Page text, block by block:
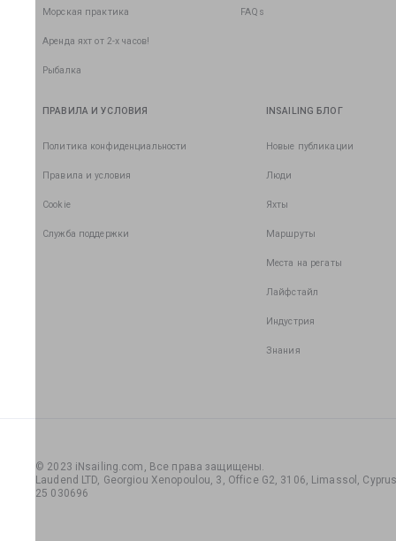
Морская практика
Аренда яхт от 2-х часов!
Рыбалка
FAQs
ПРАВИЛА И УСЛОВИЯ
Политика конфиденциальности
Правила и условия
Cookie
Служба поддержки
INSAILING БЛОГ
Новые публикации
Люди
Яхты
Маршруты
Места на регаты
Лайфстайл
Индустрия
Знания
© 2023 iNsailing.com, Все права защищены.
Laudend LTD, Georgiou Xenopoulou, 3, Office G2, 3106, Limassol,
25 030696